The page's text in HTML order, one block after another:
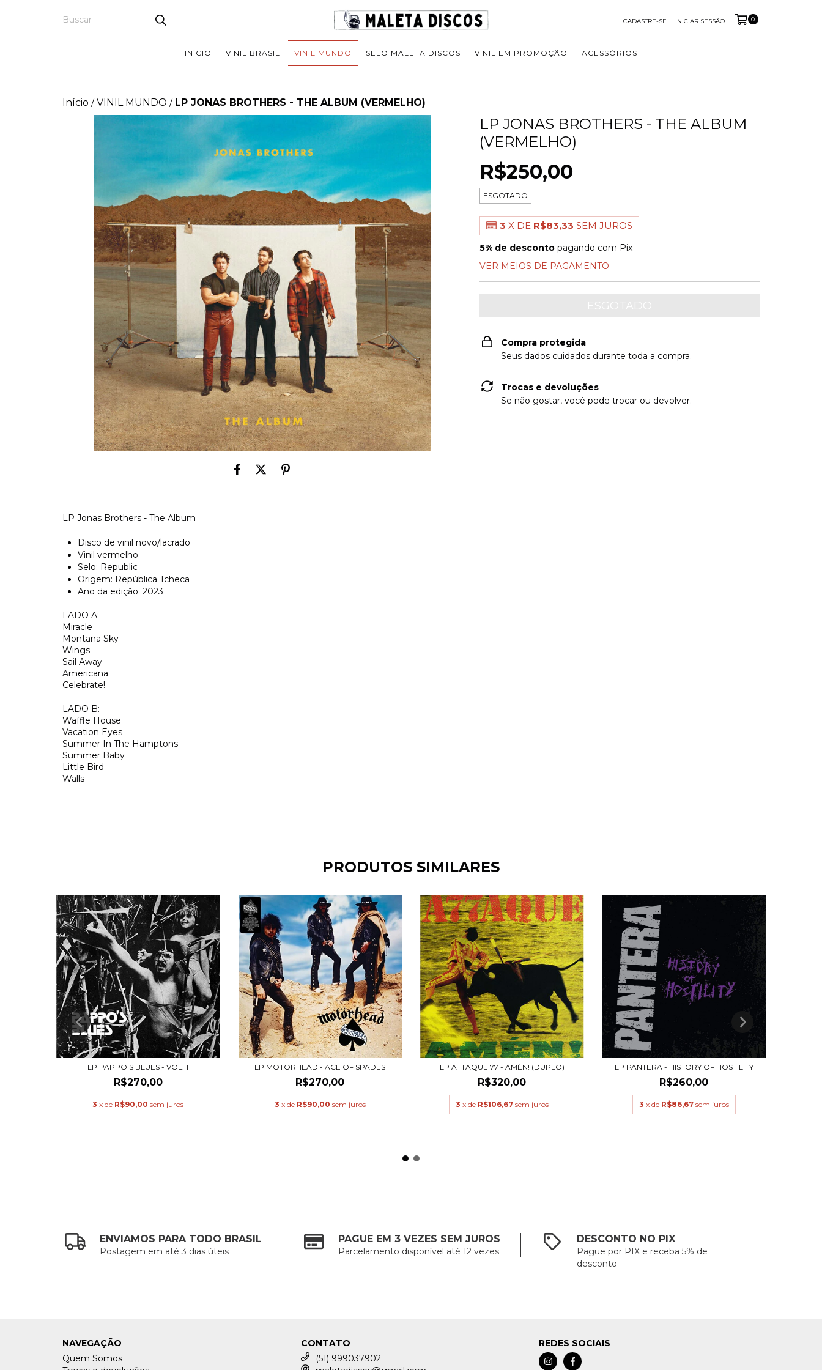
CADASTRE-SE INICIAR SESSÃO 0
INÍCIO VINIL BRASIL VINIL MUNDO SELO MALETA DISCOS VINIL EM PROMOÇÃO ACESSÓRIOS
Início / VINIL MUNDO / LP JONAS BROTHERS - THE ALBUM (VERMELHO)
LP Jonas Brothers - The Album
Disco de vinil novo/lacrado
Vinil vermelho
Selo: Republic
Origem: República Tcheca
Ano da edição: 2023
LADO A:
Miracle
Montana Sky
Wings
Sail Away
Americana
Celebrate!
LADO B:
Waffle House
Vacation Eyes
Summer In The Hamptons
Summer Baby
Little Bird
Walls
LP JONAS BROTHERS - THE ALBUM
(VERMELHO)
R$250,00
ESGOTADO
3 X DE R$83,33 SEM JUROS
5% de desconto pagando com Pix
VER MEIOS DE PAGAMENTO
Compra protegida
Seus dados cuidados durante toda a compra.
Trocas e devoluções
Se não gostar, você pode trocar ou devolver.
PRODUTOS SIMILARES
LP PAPPO'S BLUES - VOL. 1
R$270,00
3 x de R$90,00 sem juros
LP MOTÖRHEAD - ACE OF SPADES
R$270,00
3 x de R$90,00 sem juros
LP ATTAQUE 77 - AMÉN! (DUPLO)
R$320,00
3 x de R$106,67 sem juros
LP PANTERA - HISTORY OF HOSTILITY
R$260,00
3 x de R$86,67 sem juros
ENVIAMOS PARA TODO BRASIL
Postagem em até 3 dias úteis
PAGUE EM 3 VEZES SEM JUROS
Parcelamento disponível até 12 vezes
DESCONTO NO PIX
Pague por PIX e receba 5% de
desconto
NAVEGAÇÃO
Quem Somos
CONTATO
(51) 999037902
REDES SOCIAIS